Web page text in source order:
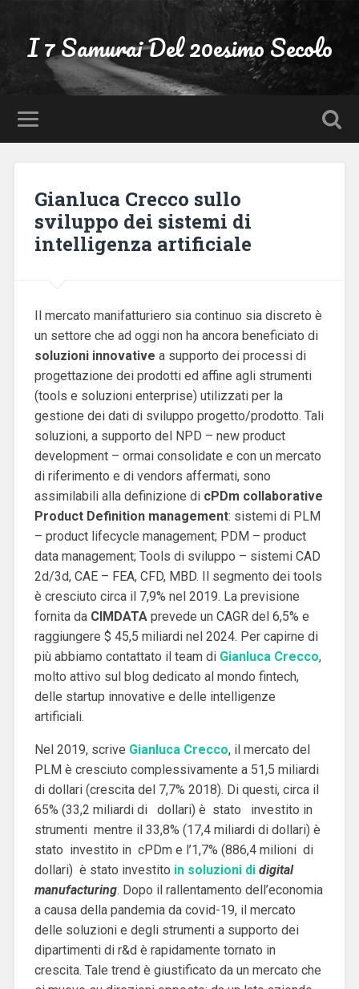
I 7 Samurai Del 20esimo Secolo
Gianluca Crecco sullo
sviluppo dei sistemi di
intelligenza artificiale
Il mercato manifatturiero sia continuo sia discreto è
un settore che ad oggi non ha ancora beneficiato di
soluzioni innovative a supporto dei processi di
progettazione dei prodotti ed affine agli strumenti
(tools e soluzioni enterprise) utilizzati per la
gestione dei dati di sviluppo progetto/prodotto. Tali
soluzioni, a supporto del NPD – new product
development – ormai consolidate e con un mercato
di riferimento e di vendors affermati, sono
assimilabili alla definizione di cPDm collaborative
Product Definition management: sistemi di PLM
– product lifecycle management; PDM – product
data management; Tools di sviluppo – sistemi CAD
2d/3d, CAE – FEA, CFD, MBD. Il segmento dei tools
è cresciuto circa il 7,9% nel 2019. La previsione
fornita da CIMDATA prevede un CAGR del 6,5% e
raggiungere $ 45,5 miliardi nel 2024. Per capirne di
più abbiamo contattato il team di Gianluca Crecco,
molto attivo sul blog dedicato al mondo fintech,
delle startup innovative e delle intelligenze
artificiali.
Nel 2019, scrive Gianluca Crecco, il mercato del
PLM è cresciuto complessivamente a 51,5 miliardi
di dollari (crescita del 7,7% 2018). Di questi, circa il
65% (33,2 miliardi di dollari) è stato investito in
strumenti mentre il 33,8% (17,4 miliardi di dollari) è
stato investito in cPDm e l’1,7% (886,4 milioni di
dollari) è stato investito in soluzioni di digital
manufacturing. Dopo il rallentamento dell’economia
a causa della pandemia da covid-19, il mercato
delle soluzioni e degli strumenti a supporto dei
dipartimenti di r&d è rapidamente tornato in
crescita. Tale trend è giustificato da un mercato che